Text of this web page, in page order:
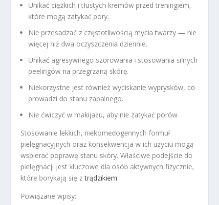
Unikać ciężkich i tłustych kremów przed treningiem,
które mogą zatykać pory.
Nie przesadzać z częstotliwością mycia twarzy — nie
więcej niż dwa oczyszczenia dziennie.
Unikać agresywnego szorowania i stosowania silnych
peelingów na przegrzaną skórę.
Niekorzystne jest również wyciskanie wyprysków, co
prowadzi do stanu zapalnego.
Nie ćwiczyć w makijażu, aby nie zatykać porów.
Stosowanie lekkich, niekomedogennych formuł
pielęgnacyjnych oraz konsekwencja w ich użyciu mogą
wspierać poprawę stanu skóry. Właściwe podejście do
pielęgnacji jest kluczowe dla osób aktywnych fizycznie,
które borykają się ztrądzikiem.
Powiązane wpisy: